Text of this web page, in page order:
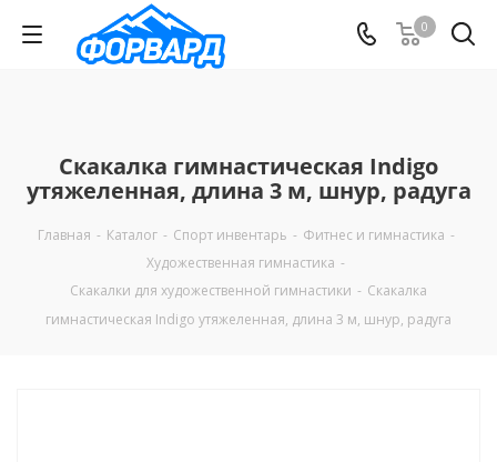
0
Скакалка гимнастическая Indigo
утяжеленная, длина 3 м, шнур, радуга
Главная - Каталог - Спорт инвентарь - Фитнес и гимнастика -
Художественная гимнастика -
Скакалки для художественной гимнастики - Скакалка
гимнастическая Indigo утяжеленная, длина 3 м, шнур, радуга